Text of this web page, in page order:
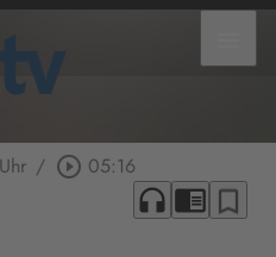
/ play_circle_outline 05:16
headphones chrome_reader_mode bookmark_border